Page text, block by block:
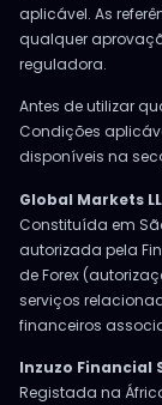
aplicável. As
qualquer
reguladora.
Antes de utilizar
Condições
disponíveis na
Global Markets
Constituída em
autorizada pela
de Forex
serviços
financeiros
Inzuzo Financial
Registada na